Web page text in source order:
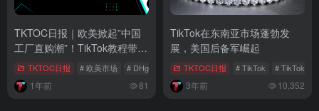
TKTOC日报｜欧美掀起”中国
工厂直购潮”！TikTok教程带火
淘宝/DHgate
TKTOC日报 # 欧美市场 # DHgate # 中国工厂直购潮
1年前 81
TikTok在东南亚市场蓬勃发
展，美国后备军崛起
TKTOC日报 # TikTok # TikTok泰
3年前 10,352